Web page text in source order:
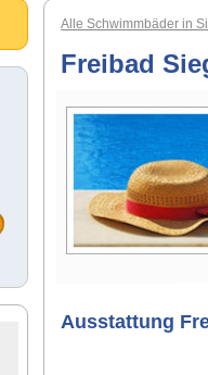
Alle Schwimmbäder in
Freibad
Ausstattung